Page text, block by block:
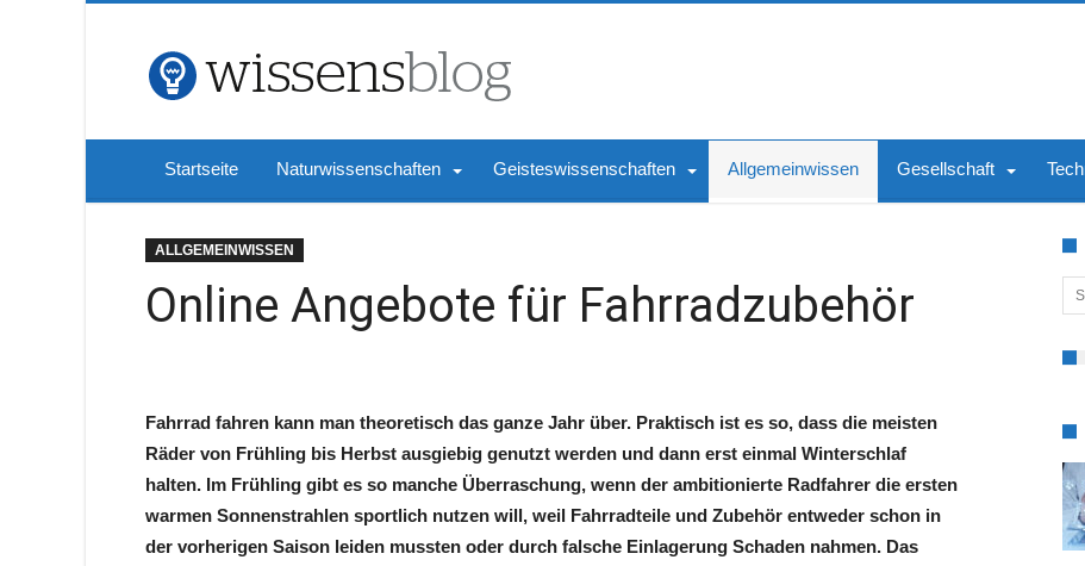
Startseite Naturwissenschaften Geisteswissenschaften Allgemeinwissen Gesellschaft
ALLGEMEINWISSEN
Online Angebote für Fahrradzubehör
Fahrrad fahren kann man theoretisch das ganze Jahr über. Praktisch ist es so, dass die meisten
Räder von Frühling bis Herbst ausgiebig genutzt werden und dann erst einmal Winterschlaf
halten. Im Frühling gibt es so manche Überraschung, wenn der ambitionierte Radfahrer die ersten
warmen Sonnenstrahlen sportlich nutzen will, weil Fahrradteile und Zubehör entweder schon in
der vorherigen Saison leiden mussten oder durch falsche Einlagerung Schaden nahmen. Das
Suche